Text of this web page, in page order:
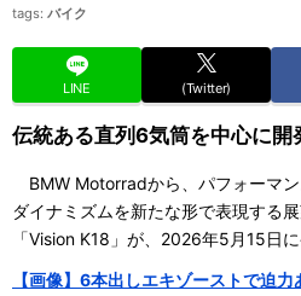
tags: バイク
LINE (Twitter)
伝統ある直列6気筒を中心に開
BMW Motorradから、パフォーマ
ダイナミズムを新たな形で表現する
「Vision K18」が、2026年5月15日に
【画像】6本出しエキゾーストで迫